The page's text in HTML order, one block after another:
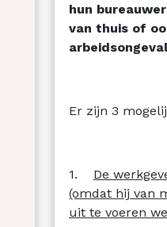
hun
van thuis of
Er zijn 3
1. De
(omdat hij van
uit te voeren